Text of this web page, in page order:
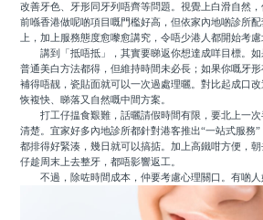
改善牙色、牙形同牙列唔齊等問題。視覺上白滑自然
前喺香港做呢啲項目嘅門檻好高，但依家內地啲診所
上，加上服務態度愈嚟愈講究，令唔少港人都開始考慮
講到「抵唔抵」，其實要睇返你想達成咩目標。如
普通美白方法都得，但維持時間未必長；如果你嘅牙
補得唔靓，瓷貼面就可以一次過處理曬。對比起成口改
恢複快、睇落又自然嘅中間方案。
打工仔揾食艱難，話曬請假時間有限，要北上一次
清楚。宜家好多內地診所都針對港客推出“一站式服務
都排得好緊湊，幾日就可以搞掂。加上高鐵咁方便，
仔趁周末上去整牙，都唔影響返工。
不過，除咗時間成本，仲要考慮心理關口。有啲人